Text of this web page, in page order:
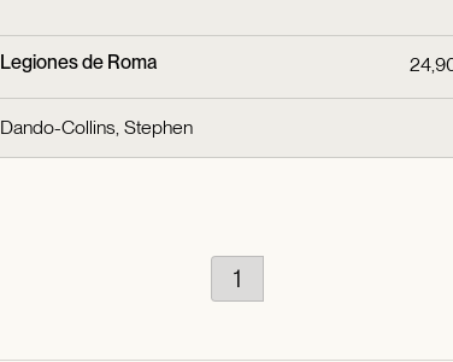
Legiones de Roma
Dando-Collins, Stephen
1